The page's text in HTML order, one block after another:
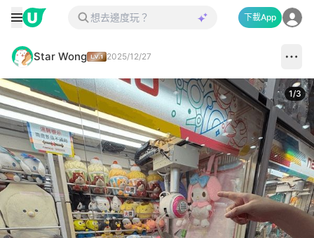
下載App
Star Wong 2025/12/27
1/3